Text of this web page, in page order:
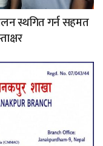
स्थगित गर्न सहमत